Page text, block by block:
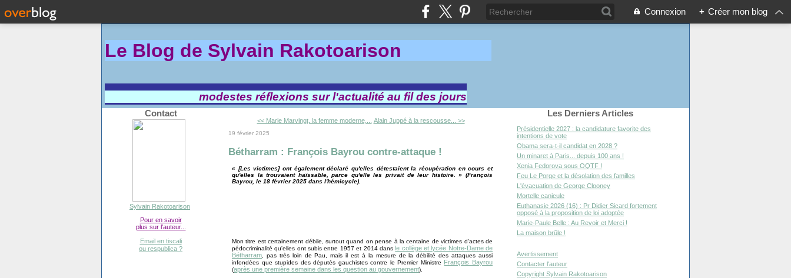
Connexion + Créer mon blog
Le Blog de Sylvain Rakotoarison
modestes réflexions sur l'actualité au fil des jours
Contact
Sylvain Rakotoarison
Pour en savoir
plus sur l'auteur...
Email en tiscali
ou respublica ?
<< Marie Marvingt, la femme moderne,... Alain Juppé à la rescousse... >>
19 février 2025
Bétharram : François Bayrou contre-attaque !
« [Les victimes] ont également déclaré qu'elles détestaient la récupération en cours et
qu'elles la trouvaient haïssable, parce qu'elle les privait de leur histoire. » (François
Bayrou, le 18 février 2025 dans l'hémicycle).
Mon titre est certainement débile, surtout quand on pense à la centaine de victimes d'actes de
pédocriminalité qu'elles ont subis entre 1957 et 2014 dans le collège et lycée Notre-Dame de
Bétharram , pas très loin de Pau, mais il est à la mesure de la débilité des attaques aussi
infondées que stupides des députés gauchistes contre le Premier Ministre François Bayrou
(après une première semaine dans les question au gouvernement).
Les Derniers Articles
Présidentielle 2027 : la candidature favorite des
intentions de vote
Obama sera-t-il candidat en 2028 ?
Un minaret à Paris... depuis 100 ans !
Xenia Fedorova sous OQTF !
Feu Le Porge et la désolation des familles
L'évacuation de George Clooney
Mortelle canicule
Euthanasie 2026 (16) : Pr Didier Sicard fortement
opposé à la proposition de loi adoptée
Marie-Paule Belle : Au Revoir et Merci !
La maison brûle !
Avertissement
Contacter l'auteur
Copyright Sylvain Rakotoarison